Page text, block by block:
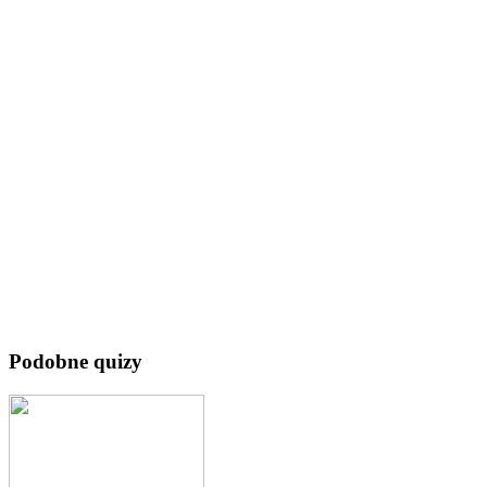
Podobne quizy